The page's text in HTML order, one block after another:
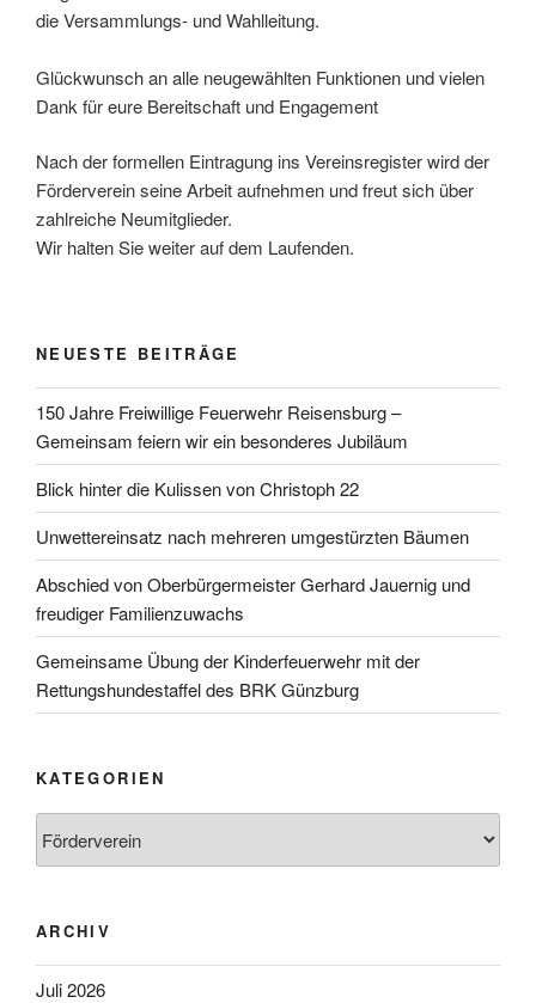
die Versammlungs- und Wahlleitung.
Glückwunsch an alle neugewählten Funktionen und vielen
Dank für eure Bereitschaft und Engagement
Nach der formellen Eintragung ins Vereinsregister wird der
Förderverein seine Arbeit aufnehmen und freut sich über
zahlreiche Neumitglieder.
Wir halten Sie weiter auf dem Laufenden.
NEUESTE BEITRÄGE
150 Jahre Freiwillige Feuerwehr Reisensburg –
Gemeinsam feiern wir ein besonderes Jubiläum
Blick hinter die Kulissen von Christoph 22
Unwettereinsatz nach mehreren umgestürzten Bäumen
Abschied von Oberbürgermeister Gerhard Jauernig und
freudiger Familienzuwachs
Gemeinsame Übung der Kinderfeuerwehr mit der
Rettungshundestaffel des BRK Günzburg
KATEGORIEN
ARCHIV
Juli 2026